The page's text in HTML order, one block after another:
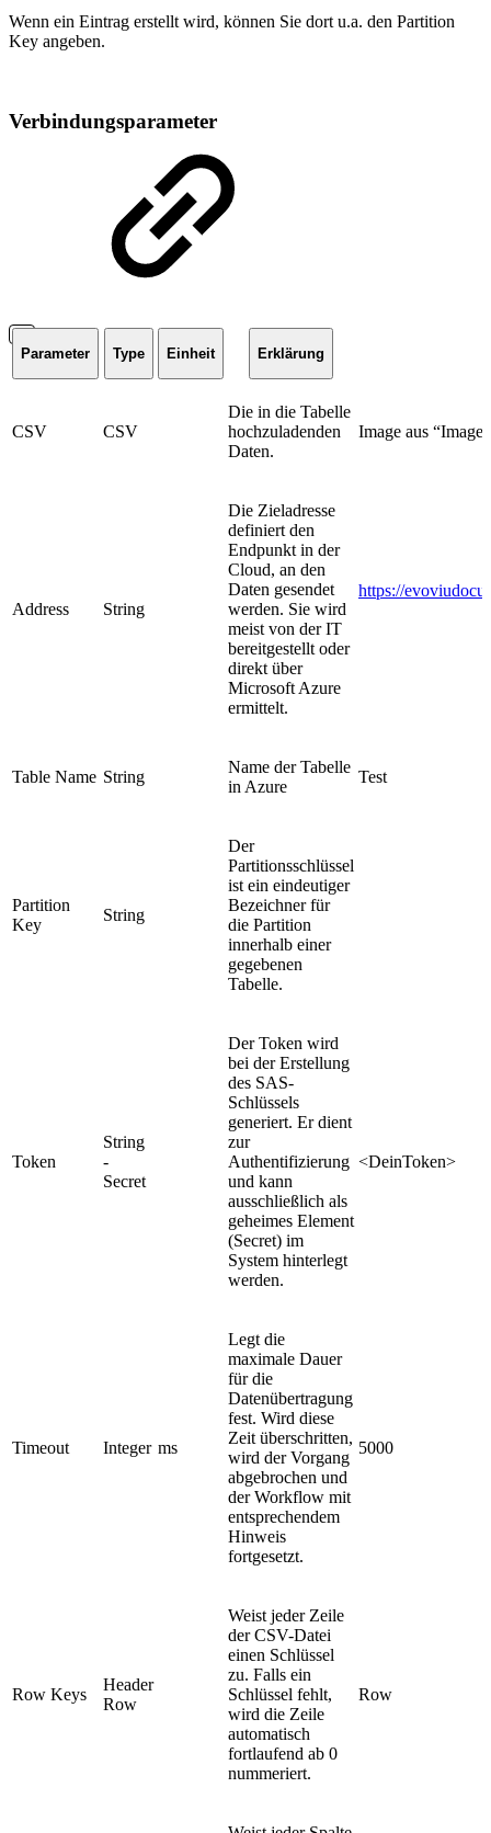
Wenn ein Eintrag erstellt wird, können Sie dort u.a. den Partition
Key angeben.
Verbindungsparameter
Parameter Type Einheit Erklärung
CSV CSV
Die in die Tabelle
hochzuladenden
Daten.
Image aus
Address String
Die Zieladresse
definiert den
Endpunkt in der
Cloud, an den
Daten gesendet
werden. Sie wird
meist von der IT
bereitgestellt oder
direkt über
Microsoft Azure
ermittelt.
https://
Table Name String
Name der Tabelle
in Azure
Test
Partition
Key
String
Der
Partitionsschlüssel
ist ein eindeutiger
Bezeichner für
die Partition
innerhalb einer
gegebenen
Tabelle.
Token
String
-
Secret
Der Token wird
bei der Erstellung
des SAS-
Schlüssels
generiert. Er dient
zur
Authentifizierung
und kann
ausschließlich als
geheimes Element
(Secret) im
System hinterlegt
werden.
<DeinToken>
Timeout Integer ms
Legt die
maximale Dauer
für die
Datenübertragung
fest. Wird diese
Zeit überschritten,
wird der Vorgang
abgebrochen und
der Workflow mit
entsprechendem
Hinweis
fortgesetzt.
5000
Row Keys
Header
Row
Weist jeder Zeile
der CSV-Datei
einen Schlüssel
zu. Falls ein
Schlüssel fehlt,
wird die Zeile
automatisch
fortlaufend ab 0
nummeriert.
Row